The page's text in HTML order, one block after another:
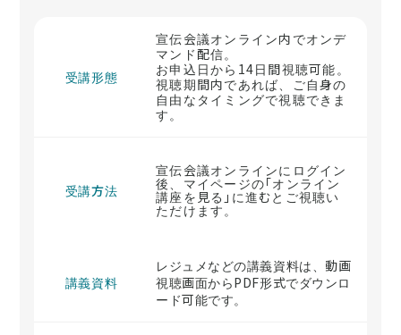
受講形態
宣伝会議オンライン内でオンデ
マンド配信。
お申込日から14日間視聴可能。
視聴期間内であれば、ご自身の
自由なタイミングで視聴できま
す。
受講方法
宣伝会議オンラインにログイン
後、マイページの「オンライン
講座を見る」に進むとご視聴い
ただけます。
講義資料
レジュメなどの講義資料は、動画
視聴画面からPDF形式でダウンロ
ード可能です。